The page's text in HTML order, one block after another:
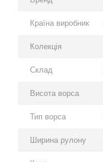
Країна виробник
Колекція
Склад
Висота ворса
Тип ворса
Ширина рулону